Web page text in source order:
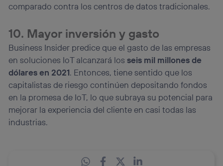
comparado contra los centros de datos tradicionales.
10. Mayor inversión y gasto
Business Insider predice que el gasto de las empresas
en soluciones IoT alcanzará losseis mil millones de
dólares en 2021. Entonces, tiene sentido que los
capitalistas de riesgo continúen depositando fondos
en la promesa de IoT, lo que subraya su potencial para
mejorar la experiencia del cliente en casi todas las
industrias.